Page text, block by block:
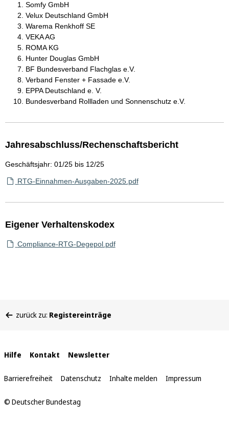
Somfy GmbH
Velux Deutschland GmbH
Warema Renkhoff SE
VEKA AG
ROMA KG
Hunter Douglas GmbH
BF Bundesverband Flachglas e.V.
Verband Fenster + Fassade e.V.
EPPA Deutschland e. V.
Bundesverband Rollladen und Sonnenschutz e.V.
Jahresabschluss/Rechenschaftsbericht
Geschäftsjahr: 01/25 bis 12/25
RTG-Einnahmen-Ausgaben-2025.pdf
Eigener Verhaltenskodex
Compliance-RTG-Degepol.pdf
befinden
zurück zu: Registereinträge
Interne
Links
Hilfe Kontakt Newsletter
Barrierefreiheit Datenschutz Inhalte melden Impressum
© Deutscher Bundestag